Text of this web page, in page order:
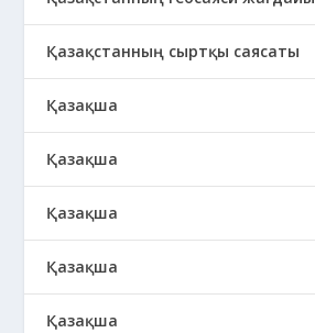
Қазақстанның сыртқы саясаты
Қазақша
Қазақша
Қазақша
Қазақша
Қазақша